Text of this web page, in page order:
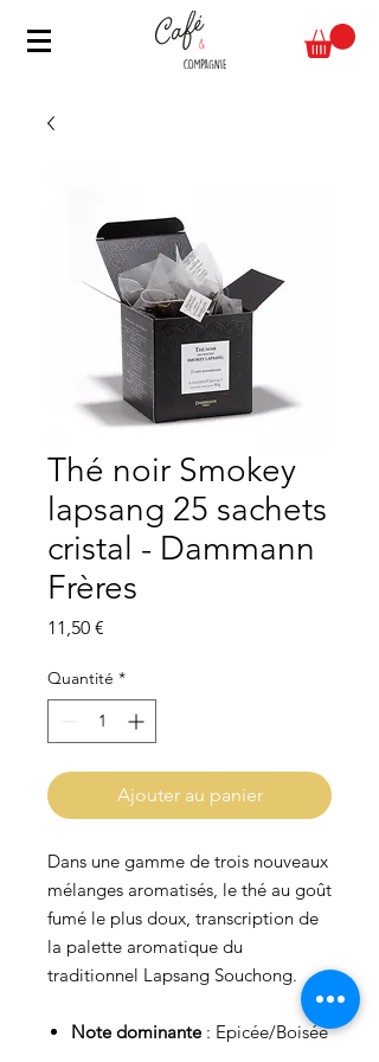
Thé noir Smokey
lapsang 25 sachets
cristal - Dammann
Frères
11,50 €
Quantité *
Ajouter au panier
Dans une gamme de trois nouveaux
mélanges aromatisés, le thé au goût
fumé le plus doux, transcription de
la palette aromatique du
traditionnel Lapsang Souchong.
Note dominante: Epicée/Boisée